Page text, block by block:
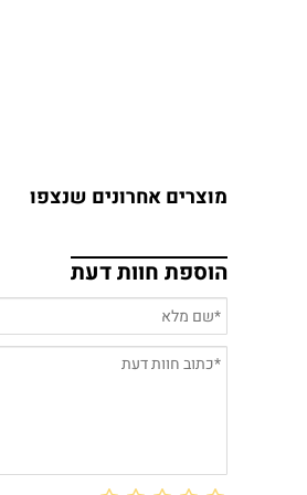
מוצרים אחרונים שנצפו
הוספת חוות דעת